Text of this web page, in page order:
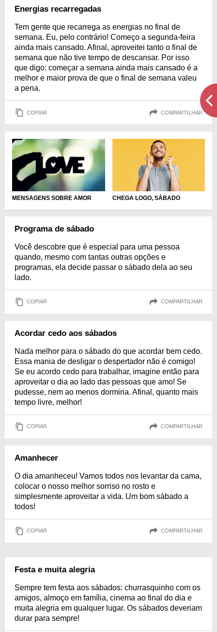
Energias recarregadas
Tem gente que recarrega as energias no final de
semana. Eu, pelo contrário! Começo a segunda-feira
ainda mais cansado. Afinal, aproveitei tanto o final de
semana que não tive tempo de descansar. Por isso
que digo: começar a semana ainda mais cansado é a
melhor e maior prova de que o final de semana valeu
a pena.
COPIAR COMPARTILHAR
MENSAGENS SOBRE AMOR CHEGA LOGO, SÁBADO
Programa de sábado
Você descobre que é especial para uma pessoa
quando, mesmo com tantas outras opções e
programas, ela decide passar o sábado dela ao seu
lado.
COPIAR COMPARTILHAR
Acordar cedo aos sábados
Nada melhor para o sábado do que acordar bem cedo.
Essa mania de desligar o despertador não é comigo!
Se eu acordo cedo para trabalhar, imagine então para
aproveitar o dia ao lado das pessoas que amo! Se
pudesse, nem ao menos dormiria. Afinal, quanto mais
tempo livre, melhor!
COPIAR COMPARTILHAR
Amanhecer
O dia amanheceu! Vamos todos nos levantar da cama,
colocar o nosso melhor sorriso no rosto e
simplesmente aproveitar a vida. Um bom sábado a
todos!
COPIAR COMPARTILHAR
Festa e muita alegria
Sempre tem festa aos sábados: churrasquinho com os
amigos, almoço em família, cinema ao final do dia e
muita alegria em qualquer lugar. Os sábados deveriam
durar para sempre!